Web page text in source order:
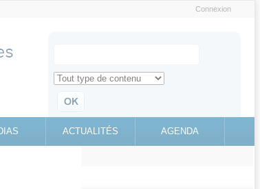
Connexion
Search for
Retrouvez toute l'information sur le site education.gouv.fr
ACTUALITÉS AGENDA